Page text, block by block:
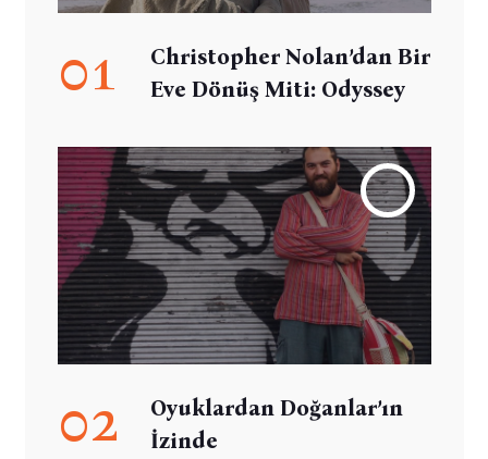
01
Christopher Nolan’dan Bir
Eve Dönüş Miti: Odyssey
02
Oyuklardan Doğanlar’ın
İzinde